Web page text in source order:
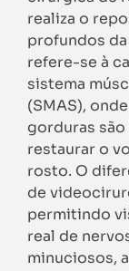
realiza o
profundos
refere-se à
sistema
(SMAS),
gorduras são
restaurar o
rosto. O
de
permitindo
real de
minuciosos,